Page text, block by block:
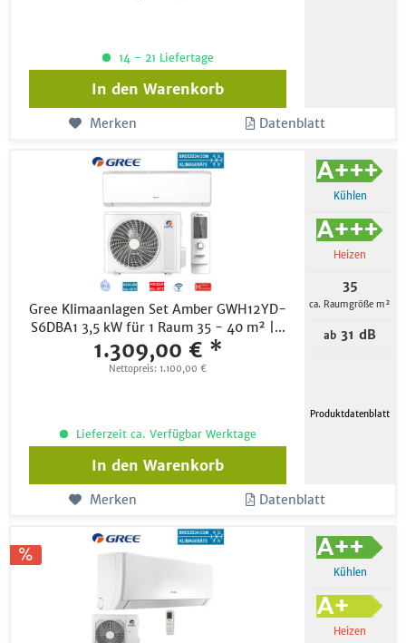
14 - 21 Liefertage
In den Warenkorb
Merken Datenblatt
Gree Klimaanlagen Set Amber GWH12YD-
S6DBA1 3,5 kW für 1 Raum 35 - 40 m² |...
1.309,00 € *
Nettopreis: 1.100,00 €
Kühlen
Heizen
35
ca. Raumgröße m²
ab 31 dB
Produktdatenblatt
Lieferzeit ca. Verfügbar Werktage
In den Warenkorb
Merken Datenblatt
Kühlen
Heizen